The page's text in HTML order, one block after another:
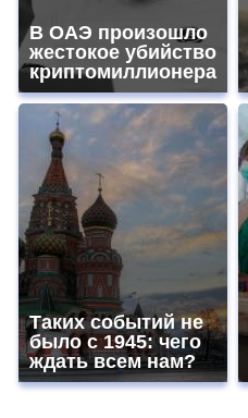
В ОАЭ произошло
жестокое убийство
криптомиллионера
Таких событий не
было с 1945: чего
ждать всем нам?